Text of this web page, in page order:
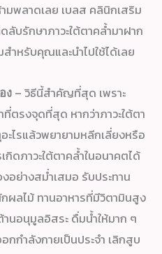
มพลาดเลย เบลส คลินิกเสริม
บรักษาภาวะใต้ตาคล้ำมาฝาก
ำหรับคุณและนำไปใช้ได้เลย
ง – วิธีนี้สำคัญที่สุด เพราะ
ที่ตรงจุดที่สุด หากว่าภาวะใต้ตา
ไรแล้วพยายามหลีกเลี่ยงหรือ
กิดภาวะใต้ตาคล้ำในอนาคตได้
อย่างสม่ำเสมอ รับประทาน
ผลไม้ ทานอาหารที่มีวิตามินสูง
นอนุมูลอิสระ ดื่มน้ำให้มาก ๆ
กำลังกายเป็นประจำ เลิกสูบ